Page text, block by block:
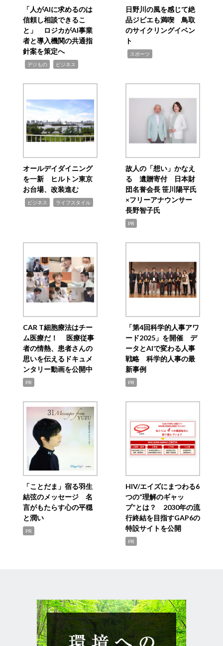
「人がAIに求めるのは
信頼し相談できるこ
と」 ロジカがAI事業
者と導入機関の共通指
針案を策定へ
デジもの ビジネス
日野川の風を感じて絶
品ジビエも満喫 鳥取
のサイクリングイベン
ト
スポーツ
オールデイダイニング
を一新 ヒルトン東京
お台場、改装進む
ビジネス ライフスタイル
故人の「想い」かなえ
る 遺贈寄付 日本財
団名誉会長 笹川陽平氏
×フリーアナウンサー
長野智子氏
PR
CAR T細胞療法はチー
ム医療だ！ 医療従事
者の情熱、患者さんの
思いを伝えるドキュメ
ンタリー動画を公開中
PR
「第4回科学的人事アワ
ード2025」を開催 デ
ータとAIで変わる人事
戦略 科学的人事の最
新事例
PR
「ことだま」宿る羽生
結弦のメッセージ 名
言がもたらす心の平穏
と潤い
PR
HIV/エイズにまつわる6
つの“理解のギャッ
プ”とは？ 2030年の流
行終結を目指すGAP6の
特設サイトを公開
PR